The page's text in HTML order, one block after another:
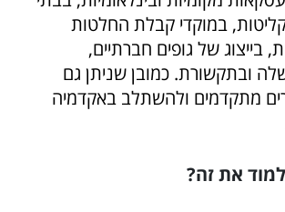
במוקדי קבלת החלטות
בייצוג של גופים חברתיים,
ובתקשורת. כמובן שניתן גם
מתקדמים ולהשתלב באקדמיה
את זה?